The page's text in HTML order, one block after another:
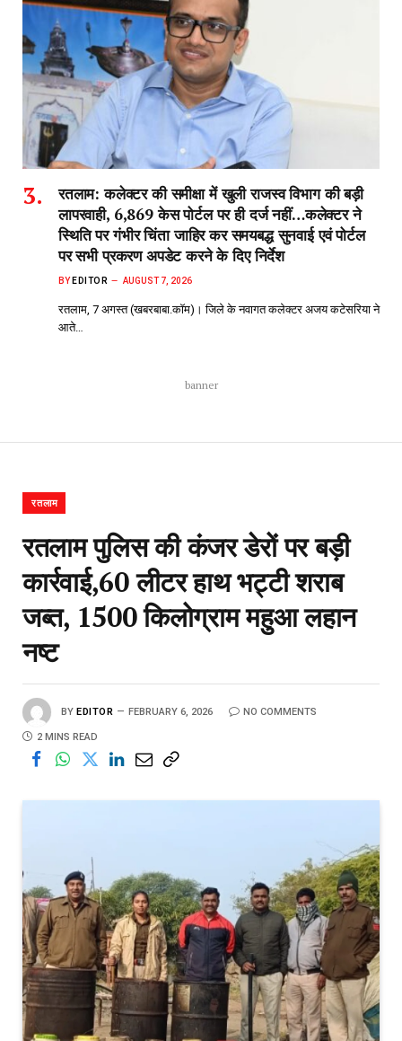
रतलाम: कलेक्टर की समीक्षा में खुली राजस्व विभाग की बड़ी
लापरवाही, 6,869 केस पोर्टल पर ही दर्ज नहीं…कलेक्टर ने
स्थिति पर गंभीर चिंता जाहिर कर समयबद्ध सुनवाई एवं पोर्टल
पर सभी प्रकरण अपडेट करने के दिए निर्देश
BY EDITOR AUGUST 7, 2026
रतलाम, 7 अगस्त (खबरबाबा.कॉम)। जिले के नवागत कलेक्टर अजय कटेसरिया ने
आते…
banner
रतलाम
रतलाम पुलिस की कंजर डेरों पर बड़ी
कार्रवाई,60 लीटर हाथ भट्टी शराब
जब्त, 1500 किलोग्राम महुआ लहान
नष्ट
BY EDITOR FEBRUARY 6, 2026 NO COMMENTS
2 MINS READ